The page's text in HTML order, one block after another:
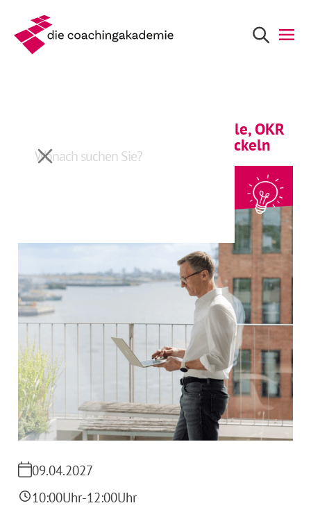
Von der Vision zur Wirkung - Ziele, OKR
und Kennzahlen wirksam entwickeln
09.04.2027
10:00Uhr-12:00Uhr